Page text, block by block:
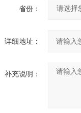
省份：
详细地址：
补充说明：